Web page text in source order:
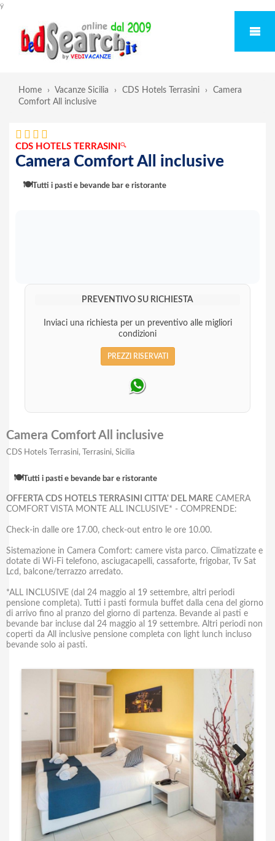
ÿ
Home › Vacanze Sicilia › CDS Hotels Terrasini ›
Camera
Comfort All inclusive
CDS HOTELS TERRASINI 🔍
Camera Comfort All inclusive
🍽️Tutti i pasti e bevande bar e ristorante
PREVENTIVO SU RICHIESTA
Inviaci una richiesta per un preventivo alle migliori
condizioni
PREZZI RISERVATI
Camera Comfort All inclusive
CDS Hotels Terrasini, Terrasini, Sicilia
🍽️Tutti i pasti e bevande bar e ristorante
OFFERTA CDS HOTELS TERRASINI CITTA' DEL MARE CAMERA
COMFORT VISTA MONTE ALL INCLUSIVE* - COMPRENDE:
Check-in dalle ore 17.00, check-out entro le ore 10.00.
Sistemazione in Camera Comfort: camere vista parco. Climatizzate e
dotate di Wi-Fi telefono, asciugacapelli, cassaforte, frigobar, Tv Sat
Lcd, balcone/terrazzo arredato.
*ALL INCLUSIVE (dal 24 maggio al 19 settembre, altri periodi
pensione completa). Tutti i pasti formula buffet dalla cena del giorno
di arrivo fino al pranzo del giorno di partenza. Bevande ai pasti e
bevande bar incluse dal 24 maggio al 19 settembre. Altri periodi non
coperti da All inclusive pensione completa con light lunch incluso
bevande solo ai pasti.
Next